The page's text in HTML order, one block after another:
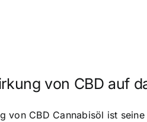
von CBD auf
von CBD Cannabisöl ist